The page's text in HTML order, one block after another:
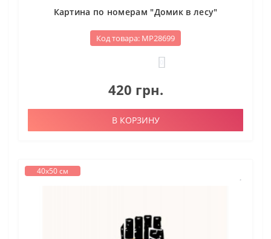
Картина по номерам "Домик в лесу"
Код товара: МР28699
420 грн.
В КОРЗИНУ
40х50 см